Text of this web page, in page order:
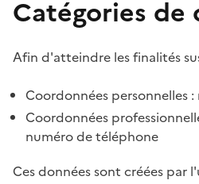
Catégories de
Afin d'atteindre les finalités
Coordonnées personnelles
Coordonnées
numéro de téléphone
Ces données sont créées par